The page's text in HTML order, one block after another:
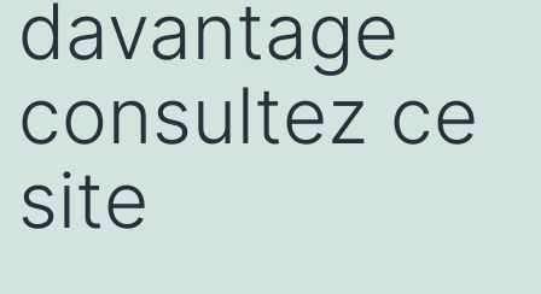
davantage
consultez ce
site